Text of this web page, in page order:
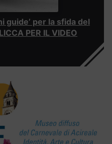
guide’ per la sfida del
PER IL VIDEO